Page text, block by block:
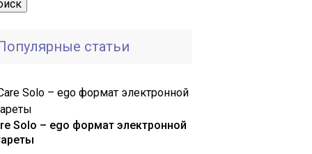
статьи
Solo – ego формат электронной